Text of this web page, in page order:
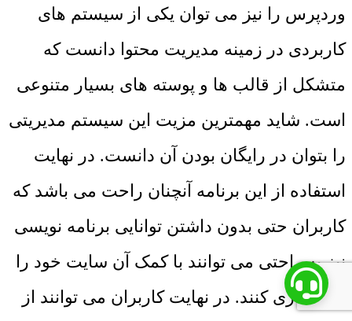
وردپرس را نیز می توان یکی از سیستم های
کاربردی در زمینه مدیریت محتوا دانست که
متشکل از قالب ها و پوسته های بسیار متنوعی
است. شاید مهمترین مزیت این سیستم مدیریتی
را بتوان در رایگان بودن آن دانست. در نهایت
استفاده از این برنامه آنچنان راحت می باشد که
کاربران حتی بدون داشتن توانایی برنامه نویسی
نیز به راحتی می توانند با کمک آن سایت خود را
راه اندازی کنند. در نهایت کاربران می توانند از